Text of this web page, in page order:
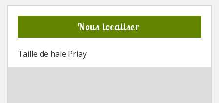
Nous localiser
Taille de haie Priay